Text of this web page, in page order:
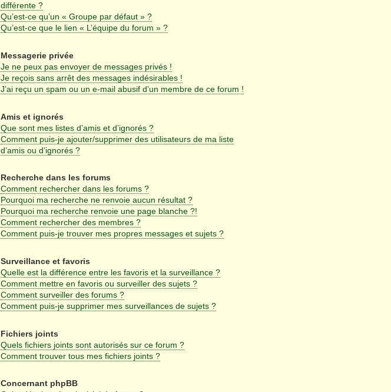
différente ?
Qu’est-ce qu’un « Groupe par défaut » ?
Qu’est-ce que le lien « L’équipe du forum » ?
Messagerie privée
Je ne peux pas envoyer de messages privés !
Je reçois sans arrêt des messages indésirables !
J’ai reçu un spam ou un e-mail abusif d’un membre de ce forum !
Amis et ignorés
Que sont mes listes d’amis et d’ignorés ?
Comment puis-je ajouter/supprimer des utilisateurs de ma liste
d’amis ou d’ignorés ?
Recherche dans les forums
Comment rechercher dans les forums ?
Pourquoi ma recherche ne renvoie aucun résultat ?
Pourquoi ma recherche renvoie une page blanche ?!
Comment rechercher des membres ?
Comment puis-je trouver mes propres messages et sujets ?
Surveillance et favoris
Quelle est la différence entre les favoris et la surveillance ?
Comment mettre en favoris ou surveiller des sujets ?
Comment surveiller des forums ?
Comment puis-je supprimer mes surveillances de sujets ?
Fichiers joints
Quels fichiers joints sont autorisés sur ce forum ?
Comment trouver tous mes fichiers joints ?
Concernant phpBB